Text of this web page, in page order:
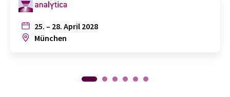
25. – 28. April 2028
München